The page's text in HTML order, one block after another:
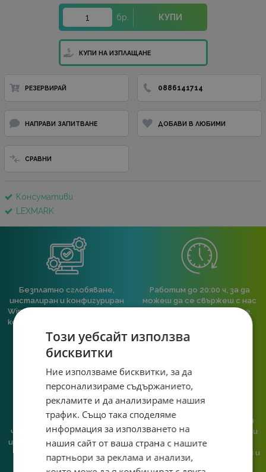
бр. КУПИ
КУПИ НА ИЗПЛАЩАНЕ
РЕЗЕРВИРАЙ 0886141714
НАПРАВИ ЗАПИТВАНЕ ДОБАВИ В ЛЮБИМИ
СРАВНИ
Консумативи
LEXMARK
Безплатно сглобяване,
инсталиран и конфигуриран
Windows 11 Pro, ъпдейтнат и
конфигуриран BIOS към всяка
пълна компютърна
конфигурация.
Работим до 20:00 ч, за да
можеш да се свържеш с нас
след работа или училище.
При нас говориш с реален
човек, не с чатбот, когато
имаш нужда от консултация
Сглобяваме, поддържаме и
обслужваме. Като магазин и
сервиз на едно място
гарантираме бърза реакция и
познаване на твоята
Този уебсайт използва
бисквитки
Ние използваме бисквитки, за да
персонализираме съдържанието,
рекламите и да анализираме нашия
трафик. Също така споделяме
информация за използването на
нашия сайт от ваша страна с нашите
партньори за реклама и анализи,